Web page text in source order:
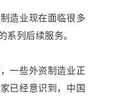
造业现在面临很多
系列后续服务。
一些外资制造业正
已经意识到，中国